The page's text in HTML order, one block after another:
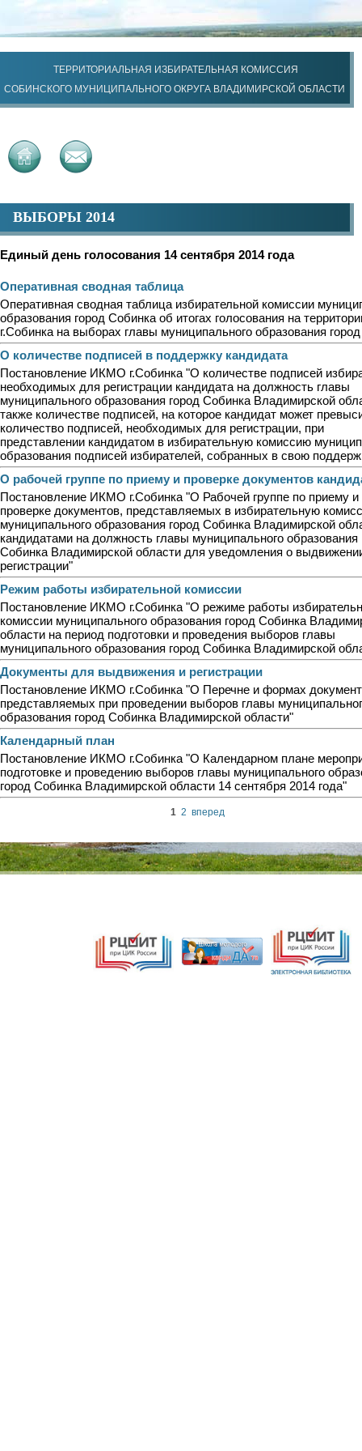
ТЕРРИТОРИАЛЬНАЯ ИЗБИРАТЕЛЬНАЯ КОМИССИЯ
СОБИНСКОГО МУНИЦИПАЛЬНОГО ОКРУГА ВЛАДИМИРСКОЙ ОБЛАСТИ
ВЫБОРЫ 2014
Единый день голосования 14 сентября 2014 года
Оперативная сводная таблица
Оперативная сводная таблица избирательной комиссии
образования город Собинка об итогах голосования на
г.Собинка на выборах главы муниципального образования
О количестве подписей в поддержку кандидата
Постановление ИКМО г.Собинка "О количестве подписей
необходимых для регистрации кандидата на должность главы
муниципального образования город Собинка Владимирской
также количестве подписей, на которое кандидат может
количество подписей, необходимых для регистрации, при
представлении кандидатом в избирательную комиссию
образования подписей избирателей, собранных в свою
О рабочей группе по приему и проверке документов
Постановление ИКМО г.Собинка "О Рабочей группе по приему и
проверке документов, представляемых в избирательную
муниципального образования город Собинка Владимирской
кандидатами на должность главы муниципального образования
Собинка Владимирской области для уведомления о
регистрации"
Режим работы избирательной комиссии
Постановление ИКМО г.Собинка "О режиме работы
комиссии муниципального образования город Собинка
области на период подготовки и проведения выборов главы
муниципального образования город Собинка Владимирской
Документы для выдвижения и регистрации
Постановление ИКМО г.Собинка "О Перечне и формах
представляемых при проведении выборов главы
образования город Собинка Владимирской области"
Календарный план
Постановление ИКМО г.Собинка "О Календарном плане
подготовке и проведению выборов главы муниципального
город Собинка Владимирской области 14 сентября 2014 года"
1 2 вперед